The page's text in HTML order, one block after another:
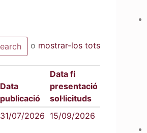
o mostrar-los tots
Data
publicació
Data fi
presentació
sol·licituds
31/07/2026 15/09/2026